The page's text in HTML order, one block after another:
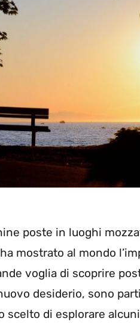
poste in luoghi
mostrato al mondo
voglia di scoprire
desiderio, sono
scelto di esplorare